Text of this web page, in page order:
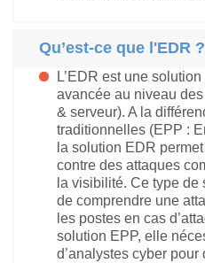
Qu’est-ce que l'EDR ?
L’EDR est une
avancée au niveau
& serveur). A la
traditionnelles (EPP :
la solution EDR
contre des attaques
la visibilité. Ce type
de comprendre une
les postes en cas
solution EPP, elle
d’analystes cyber